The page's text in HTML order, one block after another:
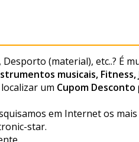
(material), etc..? É
musicais, Fitness,
um Cupom
em Internet os
star.